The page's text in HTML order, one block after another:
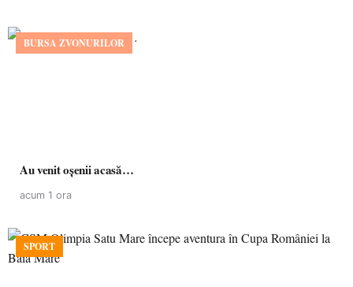
BURSA ZVONURILOR
Au venit oșenii acasă…
acum 1 ora
SPORT